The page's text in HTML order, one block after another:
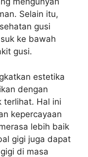
Selain itu,
gusi
ke bawah
gusi.
estetika
dengan
terlihat. Hal ini
kepercayaan
lebih baik
gigi juga dapat
di masa